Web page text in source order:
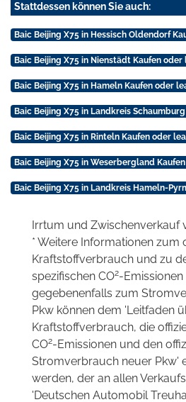
Stattdessen können Sie auch:
Baic Beijing X75 in Hessisch Oldendorf
Baic Beijing X75 in Nienstädt Kaufen oder
Baic Beijing X75 in Hameln Kaufen oder
Baic Beijing X75 in Landkreis
Baic Beijing X75 in Rinteln Kaufen oder
Baic Beijing X75 in Weserbergland
Baic Beijing X75 in Landkreis Hameln-
Irrtum und Zwischenverkauf
* Weitere Informationen zum
Kraftstoffverbrauch und zu
spezifischen CO2-Emissionen
gegebenenfalls zum
Pkw können dem 'Leitfaden
Kraftstoffverbrauch, die
CO2-Emissionen und den
Stromverbrauch neuer Pkw'
werden, der an allen
'Deutschen Automobil